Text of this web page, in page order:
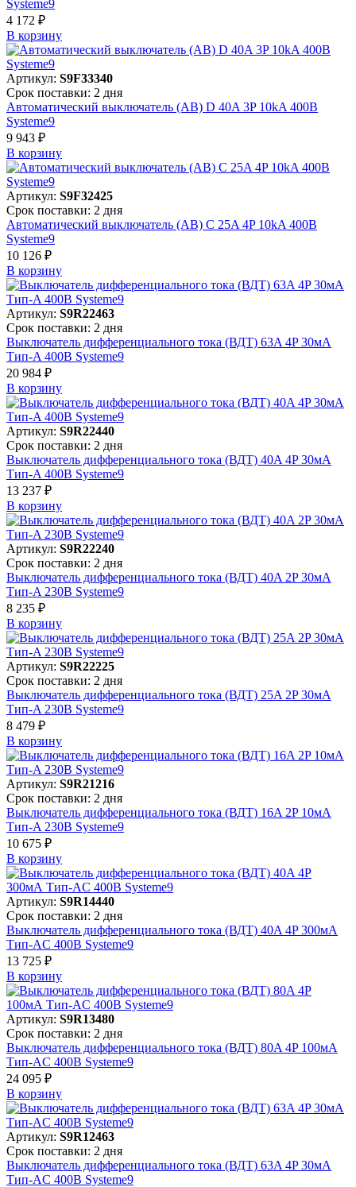
Systeme9
4 172 ₽
В корзинy
Артикул: S9F33340
Срок поставки: 2 дня
Автоматический выключатель (АВ) D 40A 3P 10kA 400В
Systeme9
9 943 ₽
В корзинy
Артикул: S9F32425
Срок поставки: 2 дня
Автоматический выключатель (АВ) C 25A 4P 10kA 400В
Systeme9
10 126 ₽
В корзинy
Артикул: S9R22463
Срок поставки: 2 дня
Выключатель дифференциального тока (ВДТ) 63A 4P 30мА
Тип-A 400В Systeme9
20 984 ₽
В корзинy
Артикул: S9R22440
Срок поставки: 2 дня
Выключатель дифференциального тока (ВДТ) 40A 4P 30мА
Тип-A 400В Systeme9
13 237 ₽
В корзинy
Артикул: S9R22240
Срок поставки: 2 дня
Выключатель дифференциального тока (ВДТ) 40A 2P 30мА
Тип-A 230В Systeme9
8 235 ₽
В корзинy
Артикул: S9R22225
Срок поставки: 2 дня
Выключатель дифференциального тока (ВДТ) 25A 2P 30мА
Тип-A 230В Systeme9
8 479 ₽
В корзинy
Артикул: S9R21216
Срок поставки: 2 дня
Выключатель дифференциального тока (ВДТ) 16A 2P 10мА
Тип-A 230В Systeme9
10 675 ₽
В корзинy
Артикул: S9R14440
Срок поставки: 2 дня
Выключатель дифференциального тока (ВДТ) 40A 4P 300мА
Тип-AC 400В Systeme9
13 725 ₽
В корзинy
Артикул: S9R13480
Срок поставки: 2 дня
Выключатель дифференциального тока (ВДТ) 80A 4P 100мА
Тип-AC 400В Systeme9
24 095 ₽
В корзинy
Артикул: S9R12463
Срок поставки: 2 дня
Выключатель дифференциального тока (ВДТ) 63A 4P 30мА
Тип-AC 400В Systeme9